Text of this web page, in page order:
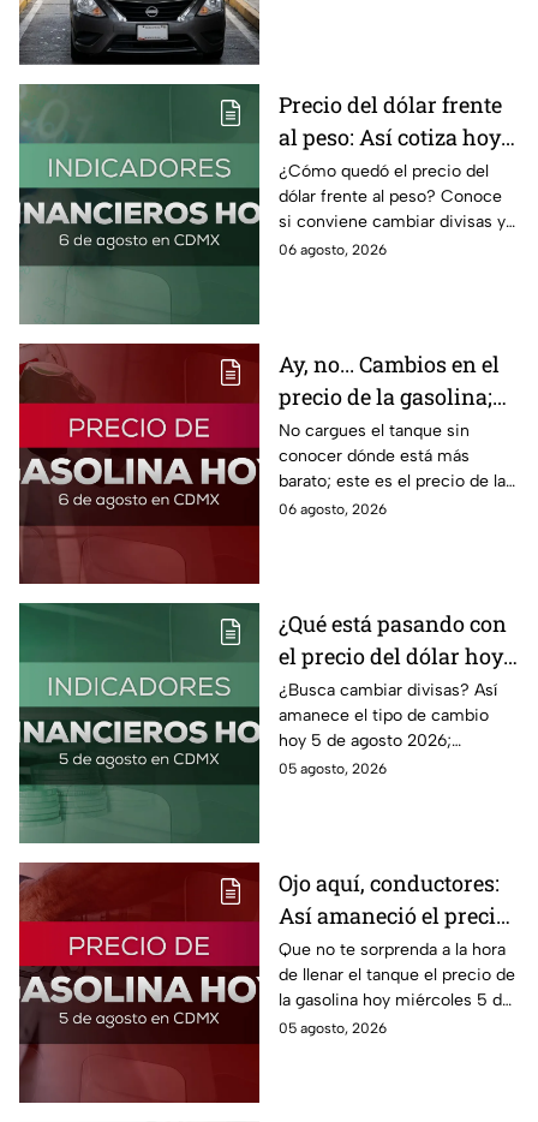
Precio del dólar frente
al peso: Así cotiza hoy 6
de agosto 2026
¿Cómo quedó el precio del
dólar frente al peso? Conoce
si conviene cambiar divisas y
cómo el flujo en el estrecho de
06 agosto, 2026
Ay, no... Cambios en el
precio de la gasolina;
así quedó HOY
No cargues el tanque sin
conocer dónde está más
barato; este es el precio de la
gasolina para hoy jueves 6 de
06 agosto, 2026
¿Qué está pasando con
el precio del dólar hoy
miércoles 5 de agosto
2026?
¿Busca cambiar divisas? Así
amanece el tipo de cambio
hoy 5 de agosto 2026;
consulta el precio del dólar
05 agosto, 2026
Ojo aquí, conductores:
Así amaneció el precio
de la gasolina HOY
Que no te sorprenda a la hora
de llenar el tanque el precio de
la gasolina hoy miércoles 5 de
agosto 2026; aquí te dejamos
05 agosto, 2026